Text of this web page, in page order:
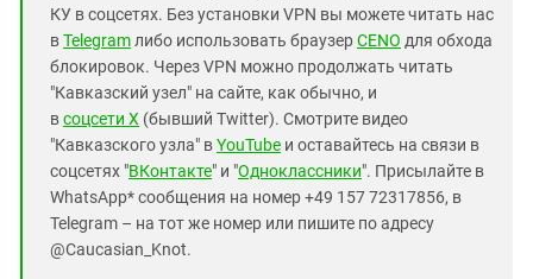
КУ в соцсетях. Без установки VPN вы можете читать нас
вTelegram либо использовать браузерCENO для обхода
блокировок. Через VPN можно продолжать читать
"Кавказский узел" на сайте, как обычно, и
всоцсети X (бывший Twitter). Смотрите видео
"Кавказского узла" вYouTube и оставайтесь на связи в
соцсетях "ВКонтакте" и "Одноклассники". Присылайте в
WhatsApp* сообщения на номер +49 157 72317856, в
Telegram – на тот же номер или пишите по адресу
@Caucasian_Knot.